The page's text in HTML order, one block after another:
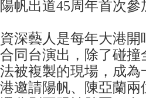
陽帆出道45周年首次參
資深藝人是每年大港
合同台演出，除了碰
法被複製的現場，成
港邀請陽帆、陳亞蘭